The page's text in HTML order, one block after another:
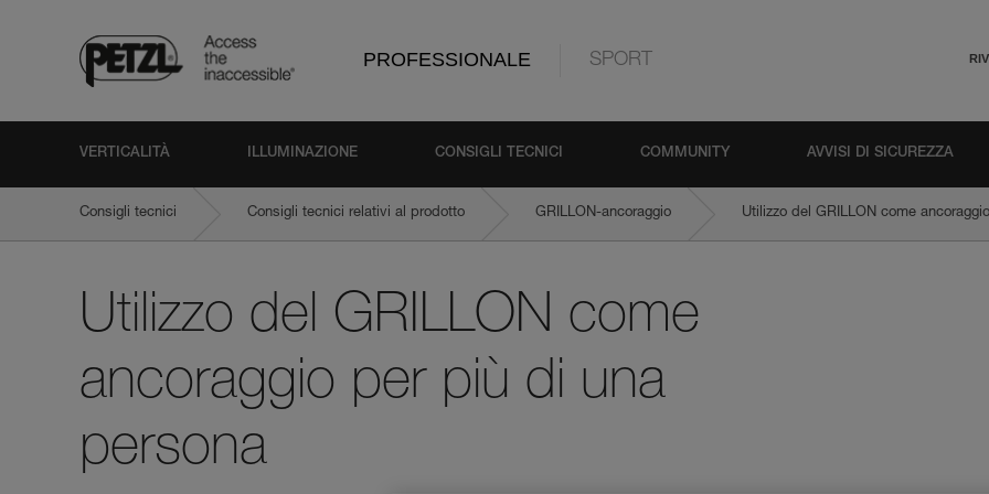
PROFESSIONALE SPORT
VERTICALITÀ ILLUMINAZIONE CONSIGLI TECNICI COMMUNITY AVVISI DI SICUREZZA
Consigli tecnici Consigli tecnici relativi al prodotto GRILLON-ancoraggio Utilizzo del GRILLON come
Utilizzo del GRILLON come
ancoraggio per più di una
persona